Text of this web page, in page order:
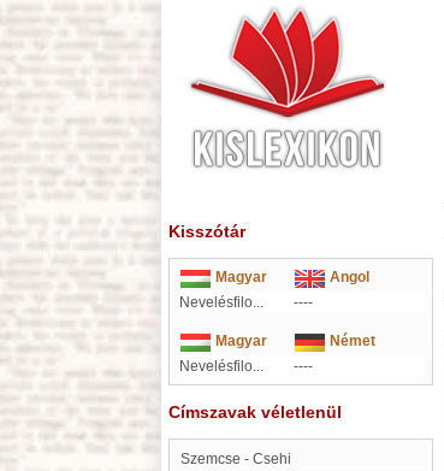
Kisszótár
Magyar
Angol
Nevelésfilo...
----
Magyar
Német
Nevelésfilo...
----
Címszavak véletlenül
Szemcse - Csehi